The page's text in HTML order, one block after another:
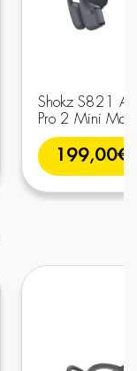
Shokz S821
Pro 2 Mini
199,00€